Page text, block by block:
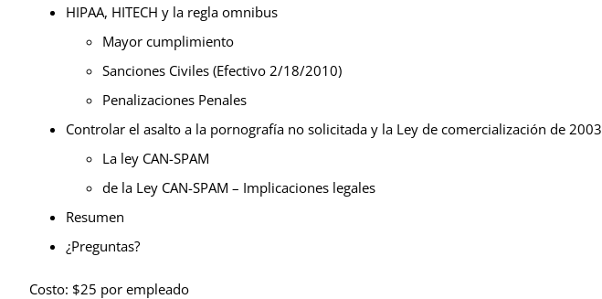
HIPAA, HITECH y la regla omnibus
Mayor cumplimiento
Sanciones Civiles (Efectivo 2/18/2010)
Penalizaciones Penales
Controlar el asalto a la pornografía no solicitada y la Ley de comercialización de 2003
La ley CAN-SPAM
de la Ley CAN-SPAM – Implicaciones legales
Resumen
¿Preguntas?
Costo: $25 por empleado